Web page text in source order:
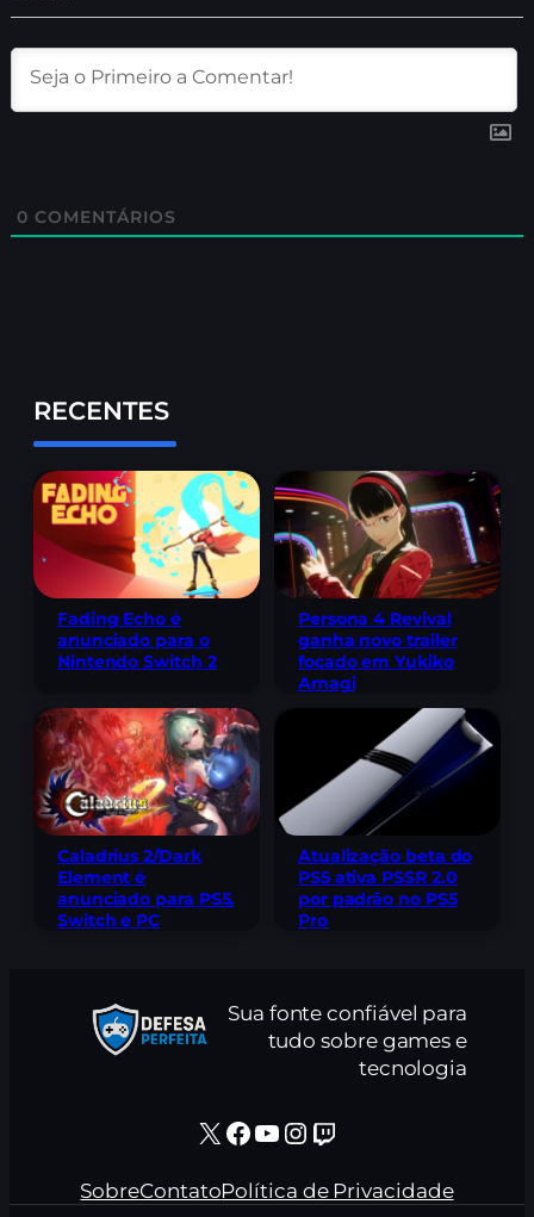
0 COMENTÁRIOS
RECENTES
Fading Echo é
anunciado para o
Nintendo Switch 2
Persona 4 Revival
ganha novo trailer
focado em Yukiko
Amagi
Caladrius 2/Dark
Element é
anunciado para PS5,
Switch e PC
Atualização beta do
PS5 ativa PSSR 2.0
por padrão no PS5
Pro
Sua fonte confiável para
tudo sobre games e
tecnologia
X Facebook Youtube Instagram Twitch
SobreContatoPolítica de Privacidade